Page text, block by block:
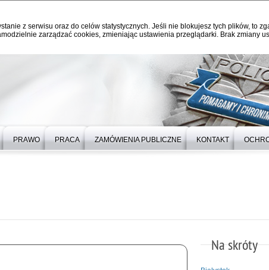
z serwisu oraz do celów statystycznych. Jeśli nie blokujesz tych plików, to
zarządzać cookies, zmieniając ustawienia przeglądarki. Brak zmiany
PRAWO PRACA ZAMÓWIENIA PUBLICZNE KONTAKT
Na skróty